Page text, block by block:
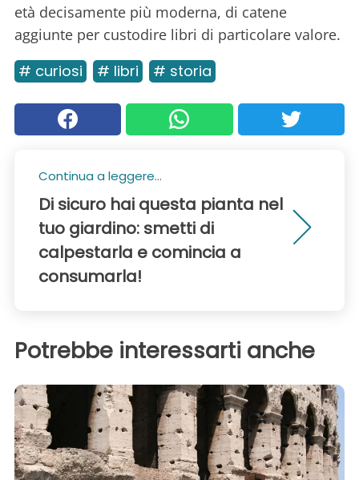
età decisamente più moderna, di catene
aggiunte per custodire libri di particolare valore.
# curiosi # libri # storia
Continua a leggere...
Di sicuro hai questa pianta nel
tuo giardino: smetti di
calpestarla e comincia a
consumarla!
Potrebbe interessarti anche